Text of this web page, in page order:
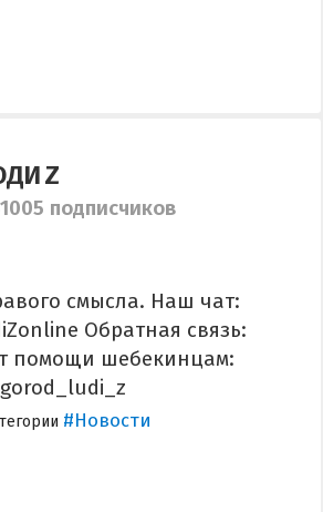
Z
подписчиков
смысла. Наш чат:
Обратная связь:
помощи шебекинцам:
#Новости